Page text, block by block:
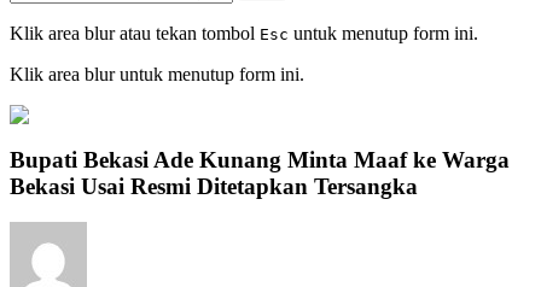
Klik area blur atau tekan tombol Esc untuk menutup form ini.
Klik area blur untuk menutup form ini.
Bupati Bekasi Ade Kunang Minta Maaf ke Warga
Bekasi Usai Resmi Ditetapkan Tersangka